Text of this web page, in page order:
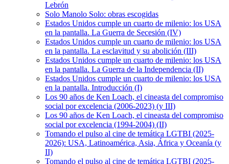
Lebrón
Solo Manolo Solo: obras escogidas
Estados Unidos cumple un cuarto de milenio: los USA
en la pantalla. La Guerra de Secesión (IV)
Estados Unidos cumple un cuarto de milenio: los USA
en la pantalla. La esclavitud y su abolición (III)
Estados Unidos cumple un cuarto de milenio: los USA
en la pantalla. La Guerra de la Independencia (II)
Estados Unidos cumple un cuarto de milenio: los USA
en la pantalla. Introducción (I)
Los 90 años de Ken Loach, el cineasta del compromiso
social por excelencia (2006-2023) (y III)
Los 90 años de Ken Loach, el cineasta del compromiso
social por excelencia (1994-2004) (II)
Tomando el pulso al cine de temática LGTBI (2025-
2026): USA, Latinoamérica, Asia, África y Oceanía (y
II)
Tomando el pulso al cine de temática LGTBI (2025-